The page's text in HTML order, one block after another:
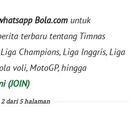
Bola.com untuk
terbaru tentang Timnas
Champions, Liga Inggris, Liga
voli, MotoGP, hingga
(JOIN)
2 dari 5 halaman